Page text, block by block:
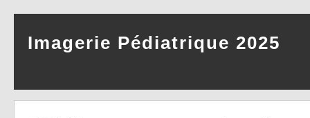
Imagerie Pédiatrique 2025